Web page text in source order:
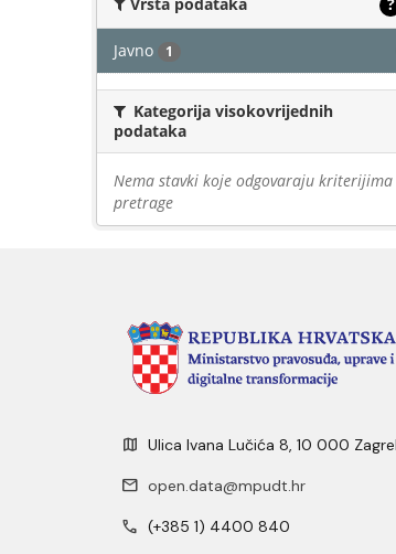
Javno 1
Kategorija visokovrijednih
podataka
Nema stavki koje odgovaraju kriterijima
pretrage